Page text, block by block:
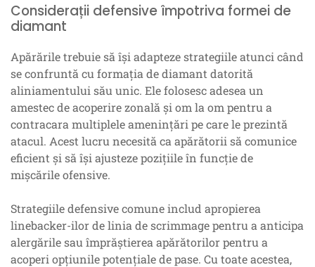
Considerații defensive împotriva formei de
diamant
Apărările trebuie să își adapteze strategiile atunci când
se confruntă cu formația de diamant datorită
aliniamentului său unic. Ele folosesc adesea un
amestec de acoperire zonală și om la om pentru a
contracara multiplele amenințări pe care le prezintă
atacul. Acest lucru necesită ca apărătorii să comunice
eficient și să își ajusteze pozițiile în funcție de
mișcările ofensive.
Strategiile defensive comune includ apropierea
linebacker-ilor de linia de scrimmage pentru a anticipa
alergările sau împrăștierea apărătorilor pentru a
acoperi opțiunile potențiale de pase. Cu toate acestea,